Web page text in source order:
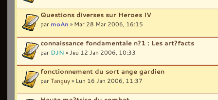
Questions diverses sur Heroes IV
par moAn » Mar 28 Mar 2006, 16:15
connaissance fondamentale n?1 : Les art?facts
par DJN » Jeu 12 Jan 2006, 10:33
fonctionnement du sort ange gardien
parTanguy» Lun 16 Jan 2006, 11:37